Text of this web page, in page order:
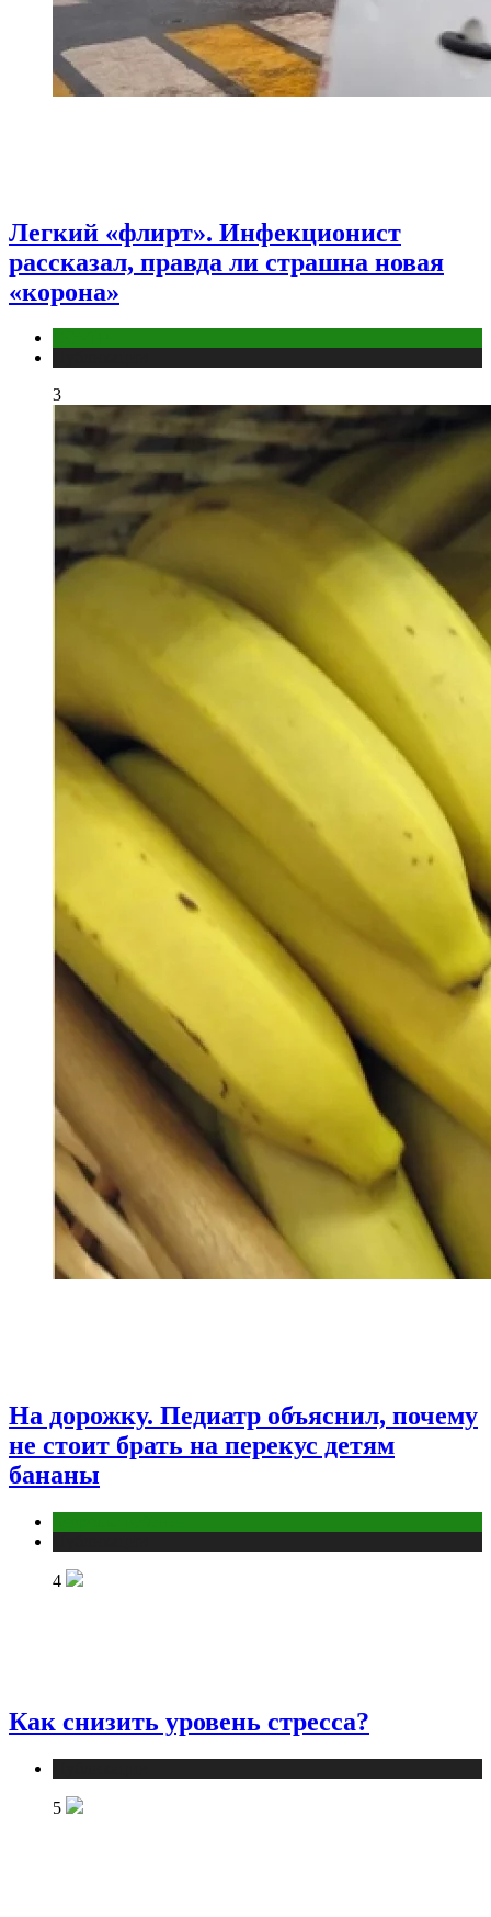
Легкий «флирт». Инфекционист
рассказал, правда ли страшна новая
«корона»
3
На дорожку. Педиатр объяснил, почему
не стоит брать на перекус детям
бананы
4
Как снизить уровень стресса?
5